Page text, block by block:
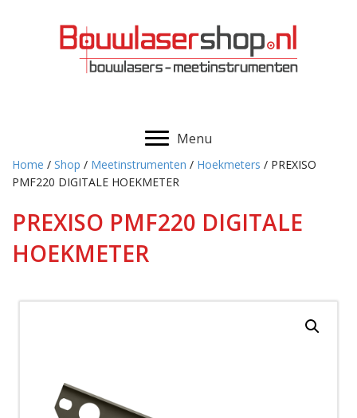
Menu
Home / Shop / Meetinstrumenten / Hoekmeters / PREXISO
PMF220 DIGITALE HOEKMETER
PREXISO PMF220 DIGITALE
HOEKMETER